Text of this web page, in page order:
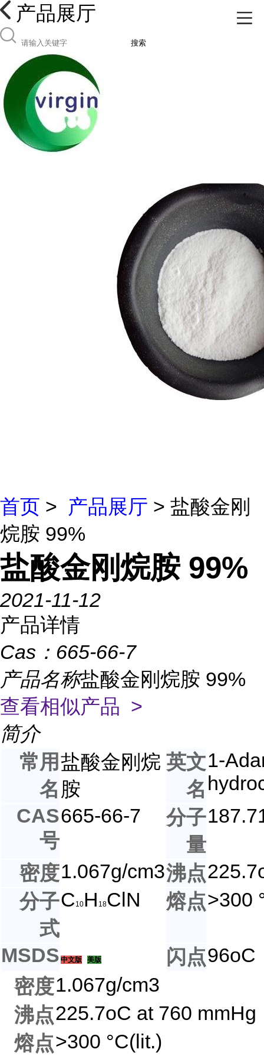
产品展厅
搜索
首页 > 产品展厅 > 盐酸金刚
烷胺 99%
盐酸金刚烷胺 99%
2021-11-12
产品详情
Cas： 665-66-7
产品名称盐酸金刚烷胺 99%
查看相似产品 >
简介
常用
名
盐酸金刚烷
胺
英文
名
1-
CAS
号
665-66-7
分子
量
密度1.067g/cm3沸点
分子
式
C 10H 18ClN 熔点>300
MSDS 中文版 美版 闪点96oC
密度1.067g/cm3
沸点225.7oC at 760 mmHg
熔点>300 °C(lit.)